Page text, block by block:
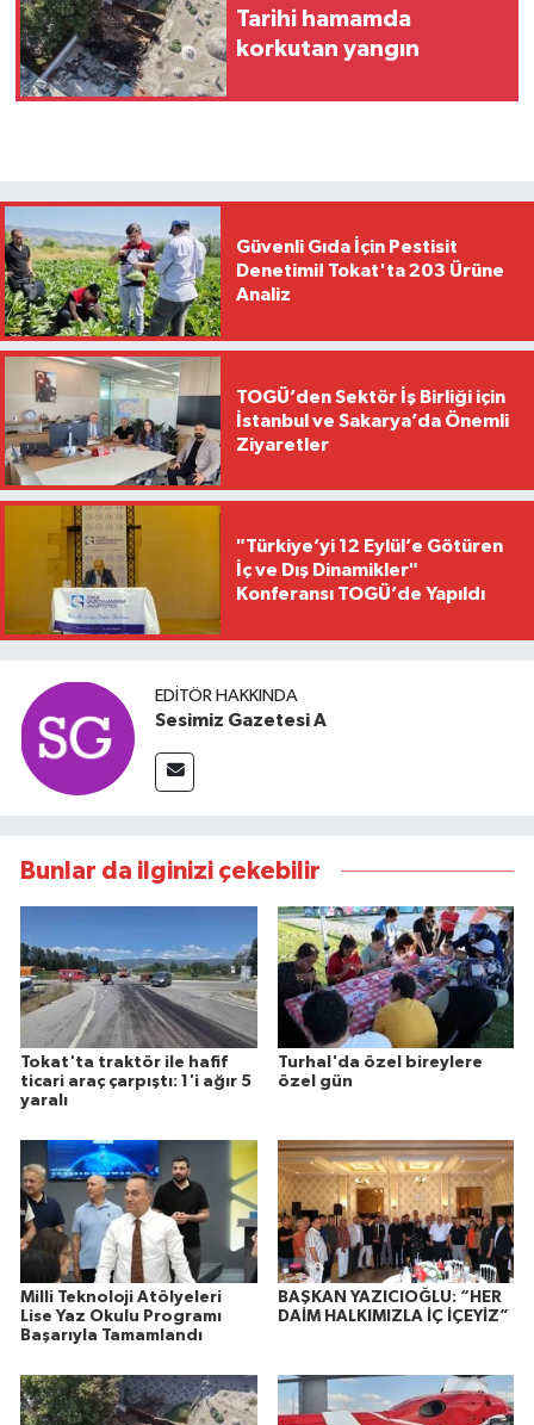
Tarihi hamamda
korkutan yangın
Güvenli Gıda İçin Pestisit
Denetimi! Tokat'ta 203 Ürüne
Analiz
TOGÜ’den Sektör İş Birliği için
İstanbul ve Sakarya’da Önemli
Ziyaretler
"Türkiye’yi 12 Eylül’e Götüren
İç ve Dış Dinamikler"
Konferansı TOGÜ’de Yapıldı
EDITÖR HAKKINDA
Sesimiz Gazetesi A
Bunlar da ilginizi çekebilir
Tokat'ta traktör ile hafif
ticari araç çarpıştı: 1'i ağır 5
yaralı
Turhal'da özel bireylere
özel gün
Milli Teknoloji Atölyeleri
Lise Yaz Okulu Programı
Başarıyla Tamamlandı
BAŞKAN YAZICIOĞLU: “HER
DAİM HALKIMIZLA İÇ İÇEYİZ”